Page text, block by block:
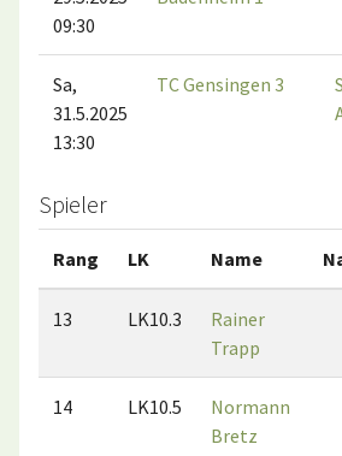
09:30
Sa,
31.5.2025
13:30
TC Gensingen 3
Spieler
Rang LK Name
13 LK10.3
Rainer
Trapp
14 LK10.5
Normann
Bretz